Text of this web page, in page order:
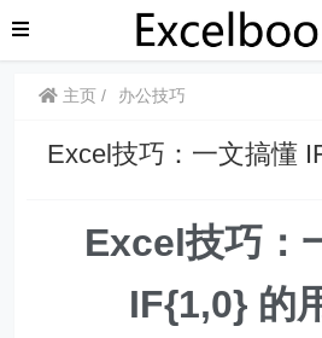
主页 办公技巧
​​Excel技巧：一文搞懂
Excel技巧：
IF{1,0} 的